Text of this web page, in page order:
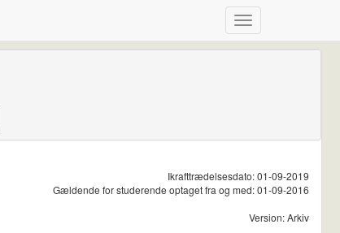
Ikrafttrædelsesdato: 01-09-2019
Gældende for studerende optaget fra og med: 01-09-2016
Version: Arkiv